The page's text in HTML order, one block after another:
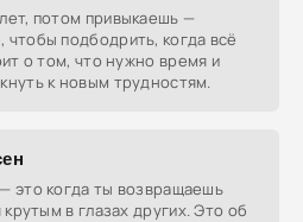
потом привыкаешь —
подбодрить, когда всё
о том, что нужно время и
к новым трудностям.
это когда ты возвращаешь
в глазах других. Это об